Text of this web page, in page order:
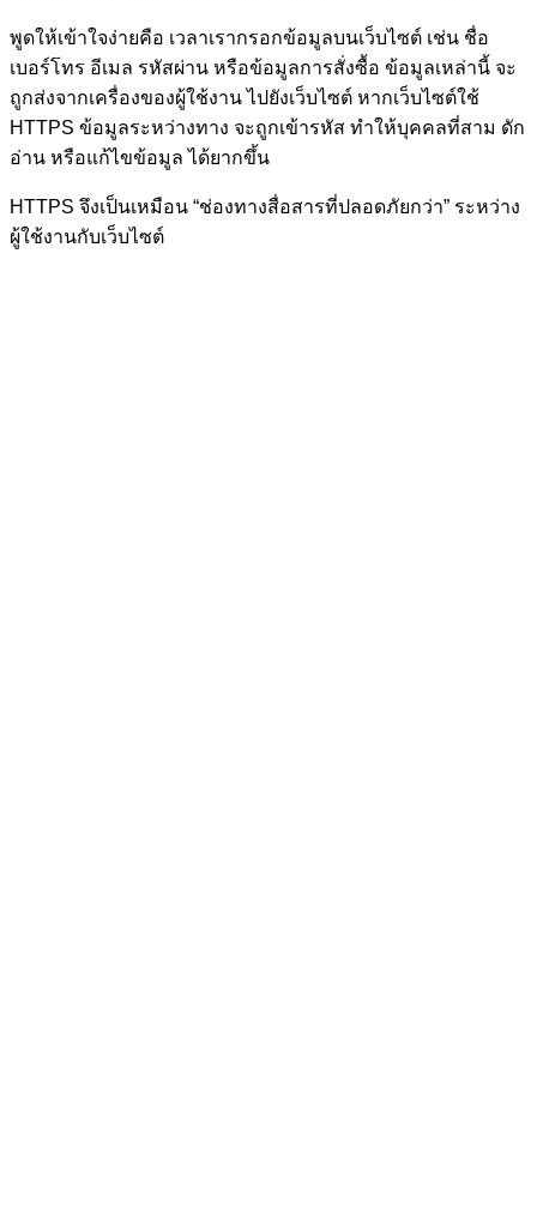
พูดให้เข้าใจง่ายคือ เวลาเรากรอกข้อมูลบนเว็บไซต์ เช่น ชื่อ
เบอร์โทร อีเมล รหัสผ่าน หรือข้อมูลการสั่งซื้อ ข้อมูลเหล่านี้ จะ
ถูกส่งจากเครื่องของผู้ใช้งาน ไปยังเว็บไซต์ หากเว็บไซต์ใช้
HTTPS ข้อมูลระหว่างทาง จะถูกเข้ารหัส ทำให้บุคคลที่สาม ดัก
อ่าน หรือแก้ไขข้อมูล ได้ยากขึ้น
HTTPS จึงเป็นเหมือน “ช่องทางสื่อสารที่ปลอดภัยกว่า” ระหว่าง
ผู้ใช้งานกับเว็บไซต์